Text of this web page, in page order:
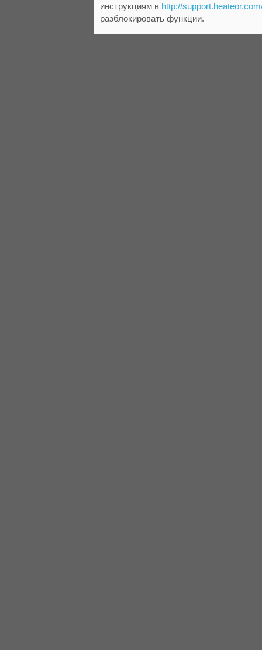
инструкциям в http://
разблокировать функции.